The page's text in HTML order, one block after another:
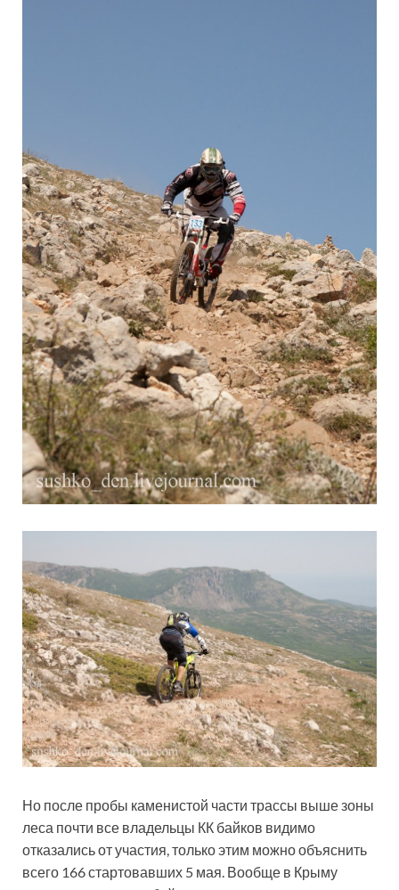
Но после пробы каменистой части трассы выше зоны
леса почти все владельцы КК байков видимо
отказались от участия, только этим можно объяснить
всего 166 стартовавших 5 мая. Вообще в Крыму